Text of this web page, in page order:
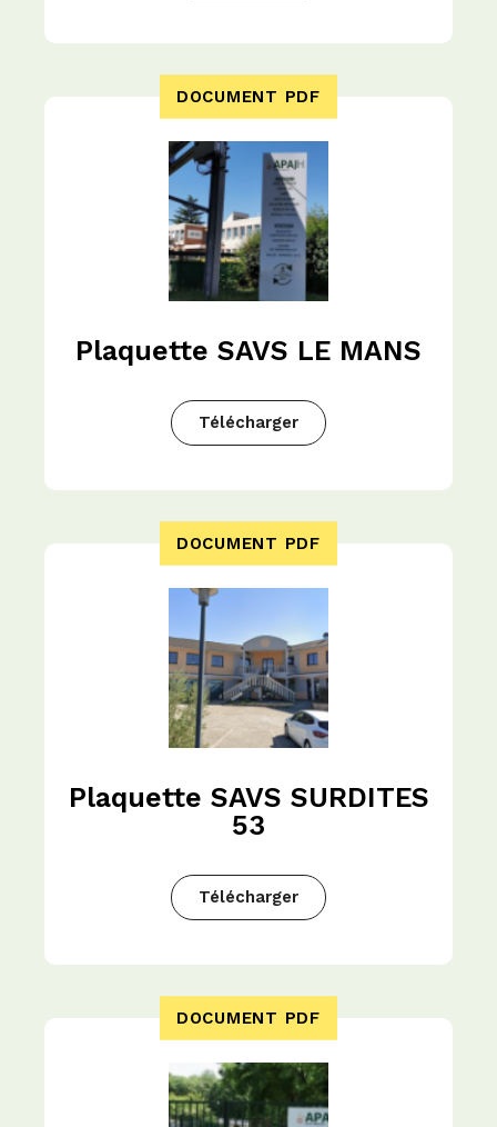
Plaquette SAVS LE MANS
Télécharger
DOCUMENT PDF
Plaquette SAVS SURDITES
53
Télécharger
DOCUMENT PDF
DOCUMENT PDF